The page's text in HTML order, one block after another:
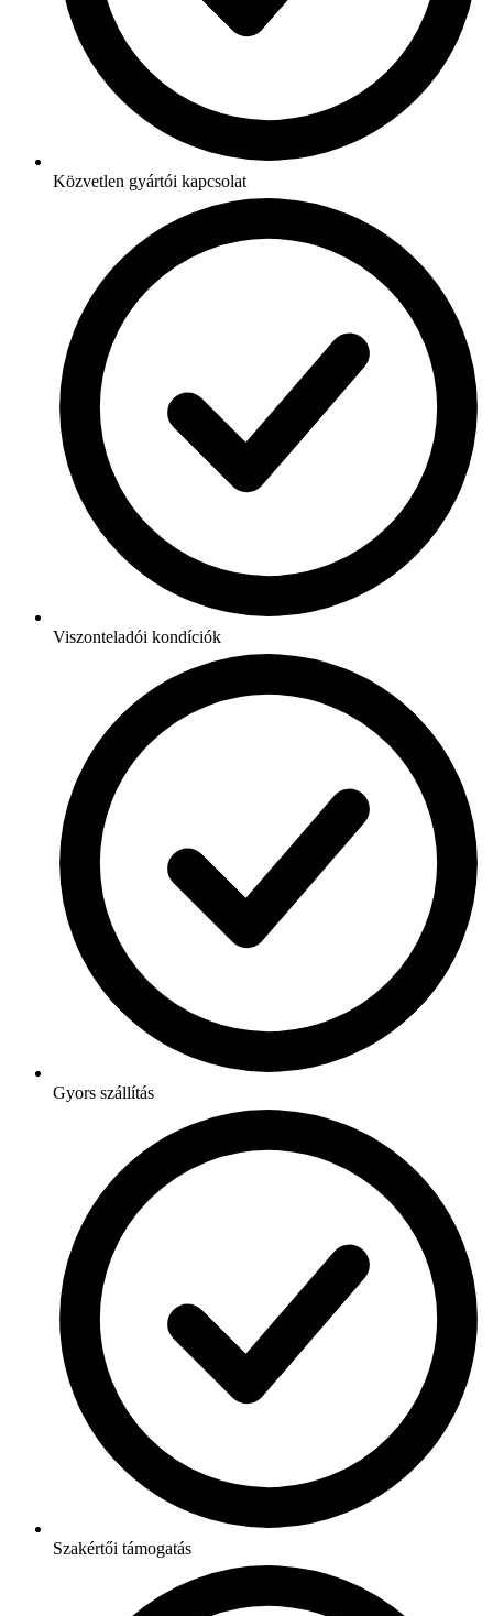
Közvetlen gyártói kapcsolat
Viszonteladói kondíciók
Gyors szállítás
Szakértői támogatás